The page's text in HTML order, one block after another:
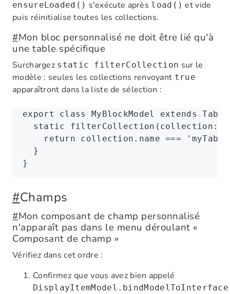
ensureLoaded() s'exécute après load() et vide
puis réinitialise toutes les collections.
#Mon bloc personnalisé ne doit être lié qu'à
une table spécifique
Surchargez static filterCollection sur le
modèle : seules les collections renvoyant true
apparaîtront dans la liste de sélection :
export class MyBlockModel extends
  static
filterCollection (collection :
    return
collection .name ===
  }
}
#Champs
#Mon composant de champ personnalisé
n'apparaît pas dans le menu déroulant «
Composant de champ »
Vérifiez dans cet ordre :
Confirmez que vous avez bien appelé